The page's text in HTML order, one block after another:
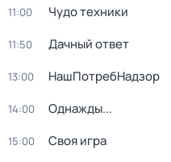
11:00 Чудо техники
11:50 Дачный ответ
13:00 НашПотребНадзор
14:00 Однажды...
15:00 Своя игра